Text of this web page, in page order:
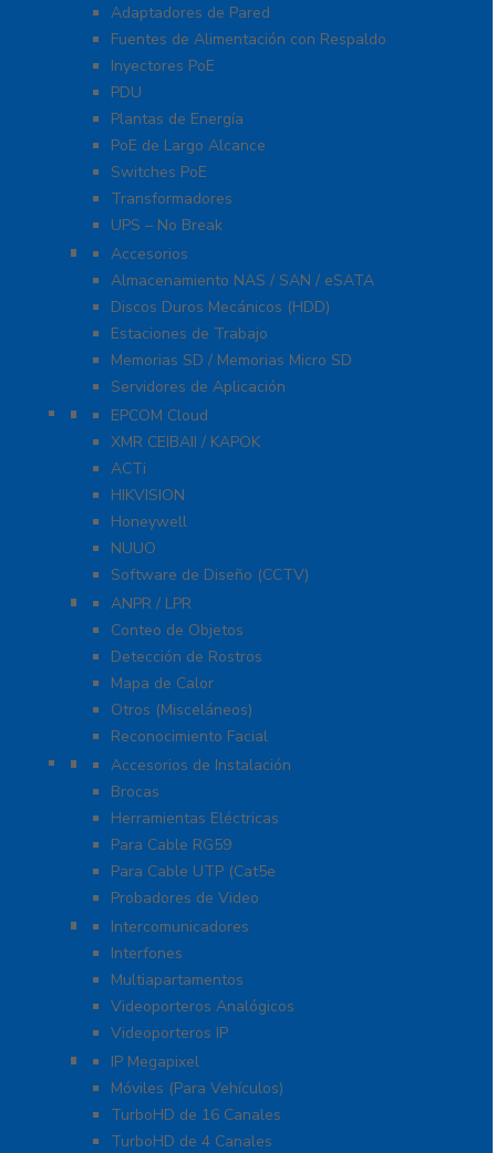
Adaptadores de Pared
Fuentes de Alimentación con Respaldo
Inyectores PoE
PDU
Plantas de Energía
PoE de Largo Alcance
Switches PoE
Transformadores
UPS – No Break
Servidores / Almacenamiento
Accesorios
Almacenamiento NAS / SAN / eSATA
Discos Duros Mecánicos (HDD)
Estaciones de Trabajo
Memorias SD / Memorias Micro SD
Servidores de Aplicación
Software CMS / VMS / Hosting
EPCOM Cloud
XMR CEIBAII / KAPOK
ACTi
HIKVISION
Honeywell
NUUO
Software de Diseño (CCTV)
Videoanálisis
ANPR / LPR
Conteo de Objetos
Detección de Rostros
Mapa de Calor
Otros (Misceláneos)
Reconocimiento Facial
Herramientas
Accesorios de Instalación
Brocas
Herramientas Eléctricas
Para Cable RG59
Para Cable UTP (Cat5e
Probadores de Video
Video Porteros E Interfonos
Intercomunicadores
Interfones
Multiapartamentos
Videoporteros Analógicos
Videoporteros IP
Kits- Sistemas Completos
IP Megapixel
Móviles (Para Vehículos)
TurboHD de 16 Canales
TurboHD de 4 Canales